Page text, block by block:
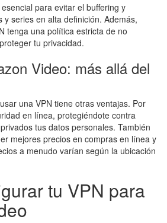
para evitar el buffering y
series en alta definición. Además,
tenga una política estricta de no
tu privacidad.
Video: más allá del
una VPN tiene otras ventajas. Por
en línea, protegiéndote contra
tus datos personales. También
mejores precios en compras en línea y
a menudo varían según la ubicación
tu VPN para